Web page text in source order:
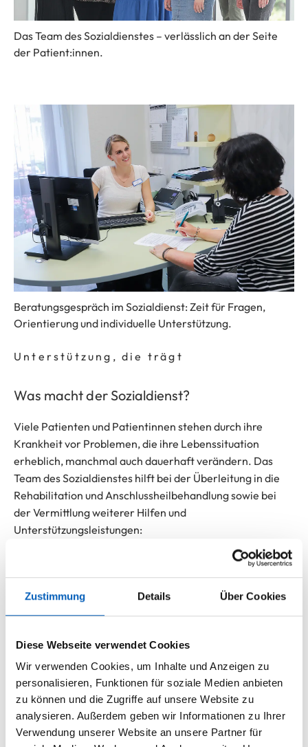
Zustimmung Details Über Cookies
Diese Webseite verwendet Cookies
Wir verwenden Cookies, um Inhalte und Anzeigen zu
personalisieren, Funktionen für soziale Medien anbieten
zu können und die Zugriffe auf unsere Website zu
analysieren. Außerdem geben wir Informationen zu Ihrer
Verwendung unserer Website an unsere Partner für
Das Team des Sozialdienstes – verlässlich an der Seite
der Patient:innen.
Beratungsgespräch im Sozialdienst: Zeit für Fragen,
Orientierung und individuelle Unterstützung.
Unterstützung, die trägt
Was macht der Sozialdienst?
Viele Patienten und Patientinnen stehen durch ihre
Krankheit vor Problemen, die ihre Lebenssituation
erheblich, manchmal auch dauerhaft verändern. Das
Team des Sozialdienstes hilft bei der Überleitung in die
Rehabilitation und Anschlussheilbehandlung sowie bei
der Vermittlung weiterer Hilfen und
Unterstützungsleistungen:
Beratung, Vermittlung, Beantragung und Kostenklärung
Häusliche Versorgung nach dem
Beratung zur Pflegeversicherung, Eilanträge zur
Einstufung
Organisation von Hilfsmitteln